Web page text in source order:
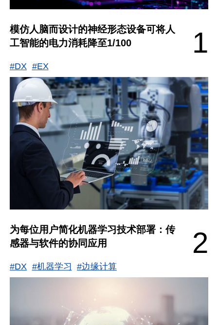
1
模仿人脑而设计的神经形态设备可将人
工智能的电力消耗降至1/100
#DX #EX
2
为每位用户简化机器学习技术部署：传
感器与软件的协同应用
#DX #机器学习 #边缘计算